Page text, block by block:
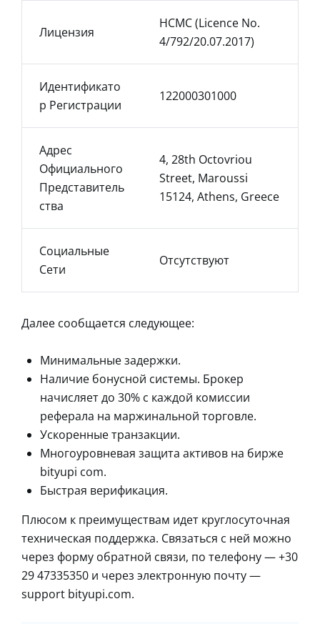
Лицензия
HCMC (licence No.
4/792/20.07.2017)
Идентификато
Р Регистрации
122000301000
Адрес
Официального
Представитель
Ства
4, 28th Octovriou
Street, Maroussi
15124, Athens, Greece
Социальные
Сети
Отсутствуют
Далее сообщается следующее:
Минимальные задержки.
Наличие бонусной системы. Брокер
начисляет до 30% с каждой комиссии
реферала на маржинальной торговле.
Ускоренные транзакции.
Многоуровневая защита активов на бирже
bityupi com.
Быстрая верификация.
Плюсом к преимуществам идет круглосуточная
техническая поддержка. Связаться с ней можно
через форму обратной связи, по телефону — +30
29 47335350 и через электронную почту —
support bityupi.com.